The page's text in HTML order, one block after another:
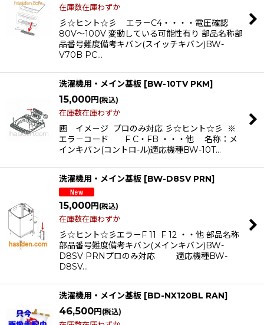
在庫数在庫わずか
彡☆ヒント☆彡 エラ－C4・・・・電圧確認
80V〜100V 変動している可能性有り 部品名称部
品番号難度備考キバン(スイッチキバン)BW-
V70B PC…
洗濯機用・メイン基板 [BW-10TV PKM]
15,000円 (税込)
在庫数在庫わずか
画 イメ－ジ プロのみ対応 彡☆ヒント☆彡 ※
エラ－コード F C・FB ・・・他 名称：メ
インキバン(コントロ-ル)適応機種BW-10T…
洗濯機用・メイン基板 [BW-D8SV PRN]
15,000円 (税込)
在庫数在庫わずか
彡☆ヒント☆彡エラ－F 11 F 12 ・・他 部品名称
部品番号難度備考キバン(メインキバン)BW-
D8SV PRNプロのみ対応 適応機種BW-
D8SV…
洗濯機用・メイン基板 [BD-NX120BL RAN]
46,500円 (税込)